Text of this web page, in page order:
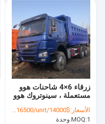
شاحنة هوو
شاحنة جرار HOWO
شاحنة خلط الخرسانة HOWO
HOWO Cargo Truck
شاحنة خزان الوقود
زرقاء 6×4 شاحنات هوو
مستعملة ، سينوتروك هوو
الأسعار:$14000/unit-$16500/unit
MOQ:1 وحدة